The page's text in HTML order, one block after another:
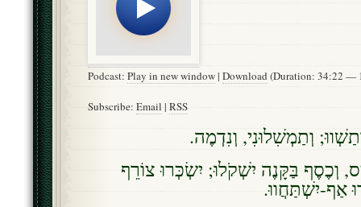
Podcast: Play in new window| Download (Duration: 34:22 —
Subscribe: Email | RSS
וְתַמְשִׁלוּנִי, וְנִדְמֶה.
וְכֶסֶף בַּקָּנֶה יִשְׁקֹלוּ; יִשְׂכְּרוּ צוֹרֵף
אַף-יִשְׁתַּחֲווּ.